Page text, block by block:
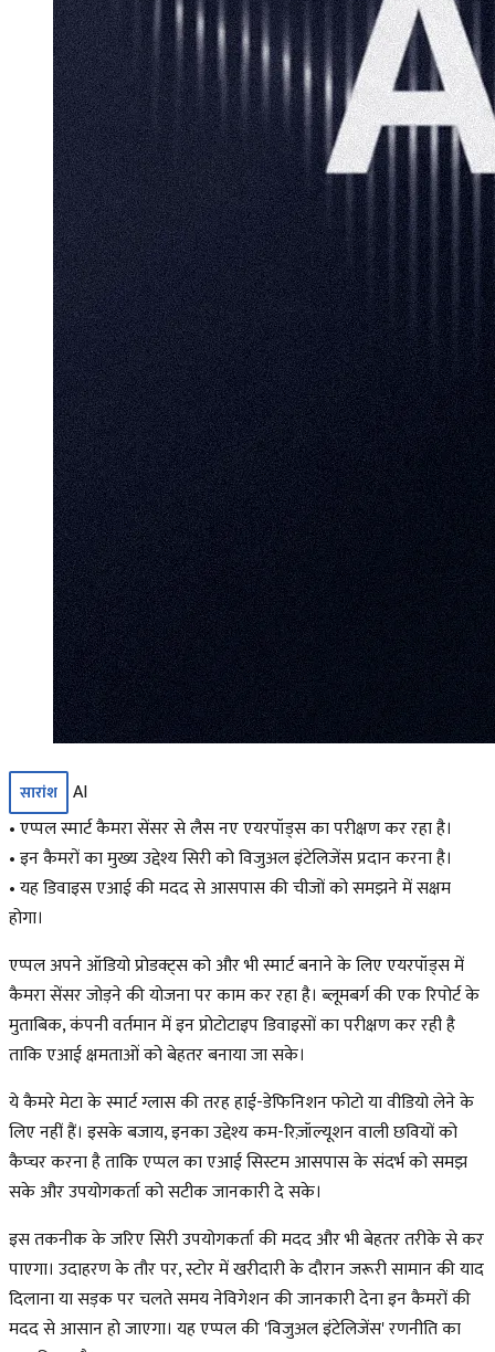
सारांश
AI
• एप्पल स्मार्ट कैमरा सेंसर से लैस नए एयरपॉड्स का परीक्षण कर रहा है।
• इन कैमरों का मुख्य उद्देश्य सिरी को विजुअल इंटेलिजेंस प्रदान करना है।
• यह डिवाइस एआई की मदद से आसपास की चीजों को समझने में सक्षम
होगा।
एप्पल अपने ऑडियो प्रोडक्ट्स को और भी स्मार्ट बनाने के लिए एयरपॉड्स में
कैमरा सेंसर जोड़ने की योजना पर काम कर रहा है। ब्लूमबर्ग की एक रिपोर्ट के
मुताबिक, कंपनी वर्तमान में इन प्रोटोटाइप डिवाइसों का परीक्षण कर रही है
ताकि एआई क्षमताओं को बेहतर बनाया जा सके।
ये कैमरे मेटा के स्मार्ट ग्लास की तरह हाई-डेफिनिशन फोटो या वीडियो लेने के
लिए नहीं हैं। इसके बजाय, इनका उद्देश्य कम-रिज़ॉल्यूशन वाली छवियों को
कैप्चर करना है ताकि एप्पल का एआई सिस्टम आसपास के संदर्भ को समझ
सके और उपयोगकर्ता को सटीक जानकारी दे सके।
इस तकनीक के जरिए सिरी उपयोगकर्ता की मदद और भी बेहतर तरीके से कर
पाएगा। उदाहरण के तौर पर, स्टोर में खरीदारी के दौरान जरूरी सामान की याद
दिलाना या सड़क पर चलते समय नेविगेशन की जानकारी देना इन कैमरों की
मदद से आसान हो जाएगा। यह एप्पल की 'विजुअल इंटेलिजेंस' रणनीति का